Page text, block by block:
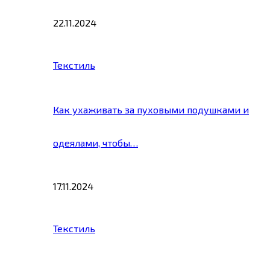
22.11.2024
Текстиль
Как ухаживать за пуховыми подушками и
одеялами, чтобы…
17.11.2024
Текстиль